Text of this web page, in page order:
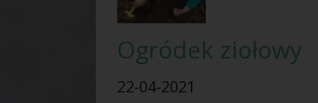
Ogródek ziołowy
22-04-2021